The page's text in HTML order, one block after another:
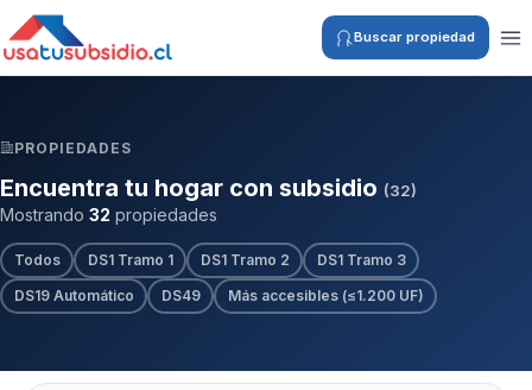
Buscar propiedad
PROPIEDADES
Encuentra tu hogar con subsidio (32)
Mostrando 32 propiedades
Todos DS1 Tramo 1 DS1 Tramo 2
DS1 Tramo 3
DS19 Automático
DS49 Más accesibles (≤1.200 UF)